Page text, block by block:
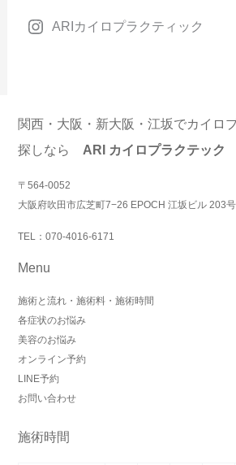
ARIカイロプラクティック
関西・大阪・新大阪・江坂でカイロ
探しなら ARI カイロプラクテック
〒564-0052
大阪府吹田市広芝町7−26 EPOCH 江坂ビル 203
TEL：070-4016-6171
Menu
施術と流れ・施術料・施術時間
各症状のお悩み
美容のお悩み
オンライン予約
LINE予約
お問い合わせ
施術時間